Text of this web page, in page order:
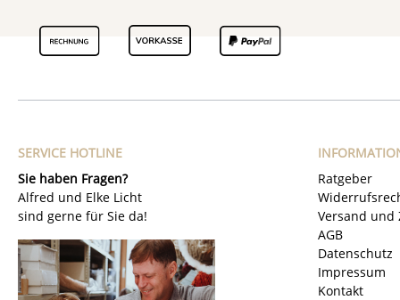
SERVICE HOTLINE
Sie haben Fragen?
Alfred und Elke Licht
sind gerne für Sie da!
Ratgeber
Versand und
AGB
Datenschutz
Impressum
Kontakt